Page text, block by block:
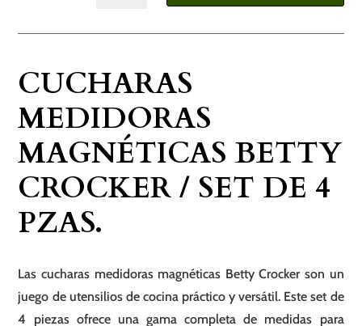
Betty
/
Set
de
4
cantidad
CUCHARAS
MEDIDORAS
MAGNÉTICAS BETTY
CROCKER / SET DE 4
PZAS.
Las cucharas medidoras magnéticas Betty Crocker son un
juego de utensilios de cocina práctico y versátil. Este set de
4 piezas ofrece una gama completa de medidas para